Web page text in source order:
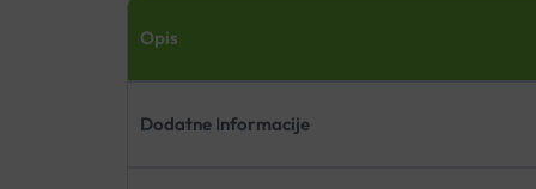
Opis
Dodatne Informacije